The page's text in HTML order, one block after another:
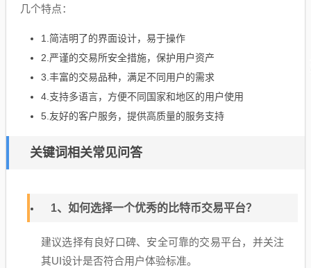
几个特点：
1.简洁明了的界面设计，易于操作
2.严谨的交易所安全措施，保护用户资产
3.丰富的交易品种，满足不同用户的需求
4.支持多语言，方便不同国家和地区的用户使用
5.友好的客户服务，提供高质量的服务支持
关键词相关常见问答
1、如何选择一个优秀的比特币交易平台？
建议选择有良好口碑、安全可靠的交易平台，并关注
其UI设计是否符合用户体验标准。